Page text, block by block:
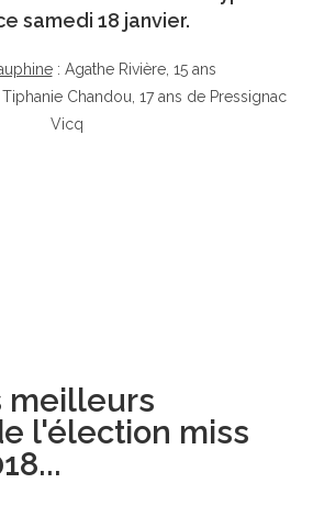
samedi 18 janvier.
: Agathe Rivière, 15 ans
Chandou, 17 ans de Pressignac
Vicq
meilleurs
l'élection miss